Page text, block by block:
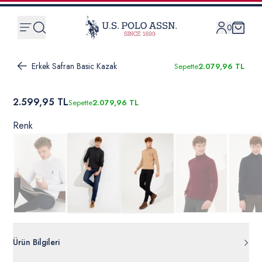
0
Erkek Safran Basic Kazak Sepette2.079,96 TL
2.599,95 TLSepette2.079,96 TL
Renk
Ürün Bilgileri